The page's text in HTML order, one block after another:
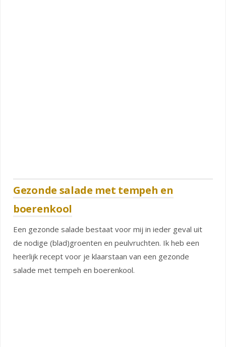
Gezonde salade met tempeh en
boerenkool
Een gezonde salade bestaat voor mij in ieder geval uit
de nodige (blad)groenten en peulvruchten. Ik heb een
heerlijk recept voor je klaarstaan van een gezonde
salade met tempeh en boerenkool.